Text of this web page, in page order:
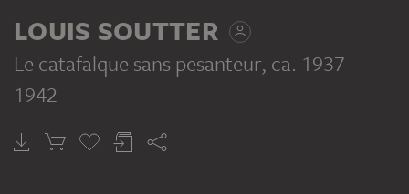
LOUIS SOUTTER
Le catafalque sans pesanteur, ca. 1937 –
1942